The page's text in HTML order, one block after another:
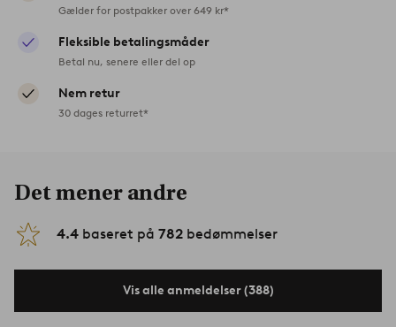
Gælder for postpakker over 649 kr*
Fleksible betalingsmåder
Betal nu, senere eller del op
Nem retur
30 dages returret*
Det mener andre
4.4 baseret på 782 bedømmelser
Vis alle anmeldelser (388)